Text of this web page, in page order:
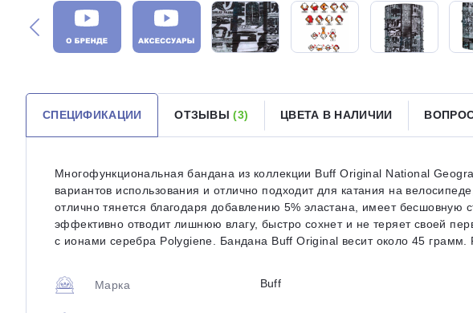
СПЕЦИФИКАЦИИ ОТЗЫВЫ(3) ЦВЕТА В НАЛИЧИИ
Многофункциональная бандана из коллекции Buff Original National
вариантов использования и отлично подходит для катания на
отлично тянется благодаря добавлению 5% эластана, имеет бесшовную
эффективно отводит лишнюю влагу, быстро сохнет и не теряет своей
с ионами серебра Polygiene. Бандана Buff Original весит около 45 грамм.
Марка Buff
25%
Оставшиеся
Подробнееоб